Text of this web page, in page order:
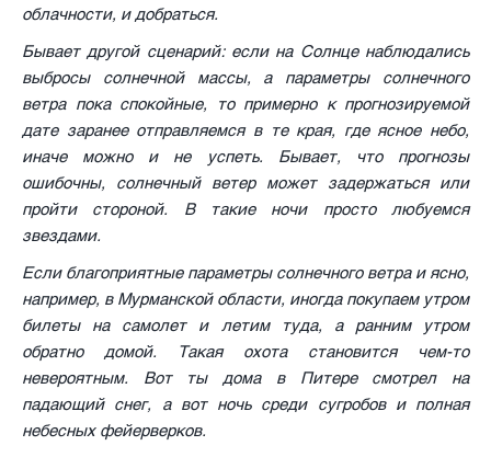
облачности, и добраться.
Бывает другой сценарий: если на Солнце наблюдались
выбросы солнечной массы, а параметры солнечного
ветра пока спокойные, то примерно к прогнозируемой
дате заранее отправляемся в те края, где ясное небо,
иначе можно и не успеть. Бывает, что прогнозы
ошибочны, солнечный ветер может задержаться или
пройти стороной. В такие ночи просто любуемся
звездами.
Если благоприятные параметры солнечного ветра и ясно,
например, в Мурманской области, иногда покупаем утром
билеты на самолет и летим туда, а ранним утром
обратно домой. Такая охота становится чем-то
невероятным. Вот ты дома в Питере смотрел на
падающий снег, а вот ночь среди сугробов и полная
небесных фейерверков.